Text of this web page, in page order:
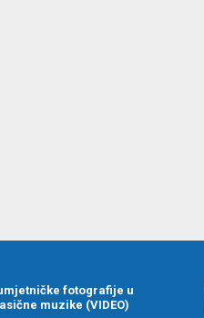
fotografije u
muzike (VIDEO)